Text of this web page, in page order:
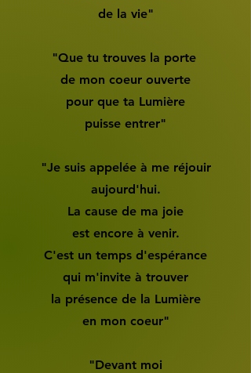
de la vie"
"Que tu trouves la porte
de mon coeur ouverte
pour que ta Lumière
puisse entrer"
"Je suis appelée à me réjouir
aujourd'hui.
La cause de ma joie
est encore à venir.
C'est un temps d'espérance
qui m'invite à trouver
la présence de la Lumière
en mon coeur"
"Devant moi